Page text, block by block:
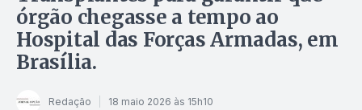
órgão chegasse a tempo ao
Hospital das Forças Armadas, em
Brasília.
Redação 18 maio 2026 às 15h10